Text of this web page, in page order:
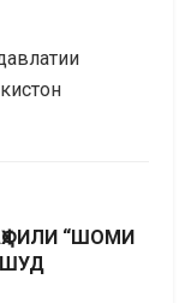
“ШОМИ
ШУД